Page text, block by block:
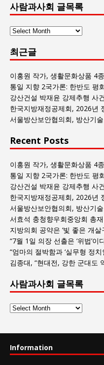
사람과사회 글목록
사
과
사
회
글
목
록
최근글
이홍원 작가, 생활문화상품 4
통일 지향 2국가론: 한반도 평
강산건설 박재윤 강제추행 사
한국지방재정공제회, 2026년
서울방산보안협의회, 방산기
Recent Posts
이홍원 작가, 생활문화상품 4
통일 지향 2국가론: 한반도 평
강산건설 박재윤 강제추행 사
한국지방재정공제회, 2026년
서울방산보안협의회, 방산기
서효석 충청향우회중앙회 총
지방의회 공약은 ‘빛 좋은 개살
“7월 1일 의장 선출은 ‘위법’이
“엄마의 절박함과 ‘실무형 정
김종대, “현대전, 강한 군대도
사람과사회 글목록
사
회
Information